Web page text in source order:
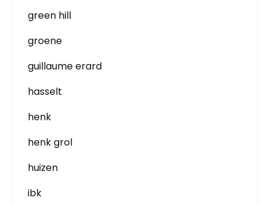
green hill
groene
guillaume erard
hasselt
henk
henk grol
huizen
ibk